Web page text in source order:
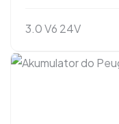
3.0 V6 24V